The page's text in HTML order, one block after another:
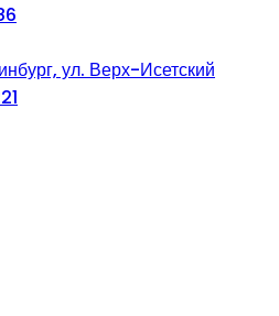
ул. Верх-Исетский